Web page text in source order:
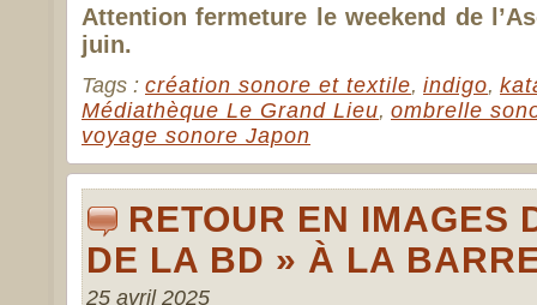
Attention fermeture le weekend de
juin.
Tags : création sonore et textile, indigo,
Médiathèque Le Grand Lieu, ombrelle
voyage sonore Japon
RETOUR EN IMAGES
DE LA BD » À LA
25 avril 2025